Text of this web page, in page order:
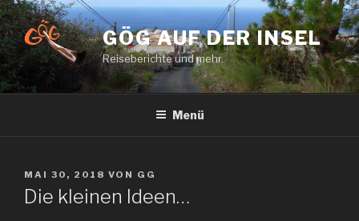
Zum
Inhalt
springen
GÖG AUF DER INSEL
Reiseberichte und mehr.
Menü
VERÖFFENTLICHT
AM
MAI 30, 2018 VON GG
Die kleinen Ideen…